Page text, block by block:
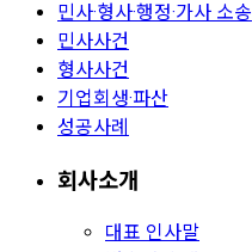
민사·형사·행정·가사 소송
민사사건
형사사건
기업회생·파산
성공사례
회사소개
대표 인사말